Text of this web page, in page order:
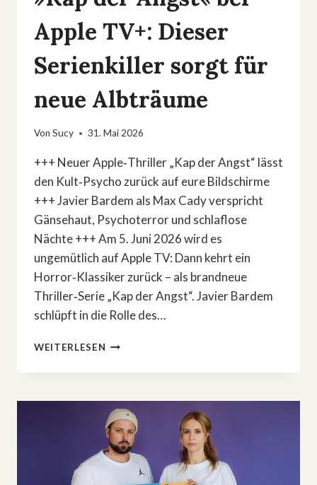
Apple TV+: Dieser
Serienkiller sorgt für
neue Albträume
Von Sucy 31. Mai 2026
+++ Neuer Apple‑Thriller „Kap der Angst“ lässt
den Kult‑Psycho zurück auf eure Bildschirme
+++ Javier Bardem als Max Cady verspricht
Gänsehaut, Psychoterror und schlaflose
Nächte +++ Am 5. Juni 2026 wird es
ungemütlich auf Apple TV: Dann kehrt ein
Horror‑Klassiker zurück – als brandneue
Thriller‑Serie „Kap der Angst“. Javier Bardem
schlüpft in die Rolle des…
WEITERLESEN »KAP
ANGST«
APPLE
TV+:
DIESER
SERIENKILLER
SORGT